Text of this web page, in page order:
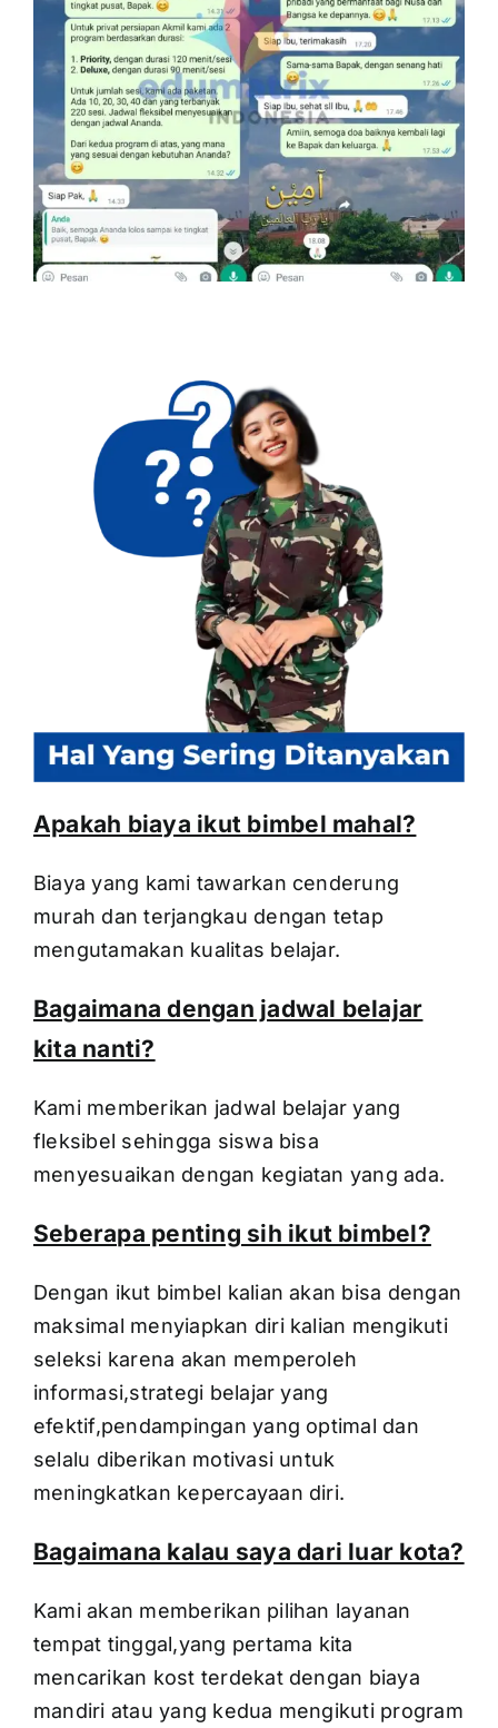
Apakah biaya ikut bimbel mahal?
Biaya yang kami tawarkan cenderung
murah dan terjangkau dengan tetap
mengutamakan kualitas belajar.
Bagaimana dengan jadwal belajar
kita nanti?
Kami memberikan jadwal belajar yang
fleksibel sehingga siswa bisa
menyesuaikan dengan kegiatan yang ada.
Seberapa penting sih ikut bimbel?
Dengan ikut bimbel kalian akan bisa dengan
maksimal menyiapkan diri kalian mengikuti
seleksi karena akan memperoleh
informasi,strategi belajar yang
efektif,pendampingan yang optimal dan
selalu diberikan motivasi untuk
meningkatkan kepercayaan diri.
Bagaimana kalau saya dari luar kota?
Kami akan memberikan pilihan layanan
tempat tinggal,yang pertama kita
mencarikan kost terdekat dengan biaya
mandiri atau yang kedua mengikuti program